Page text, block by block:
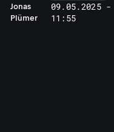
Jonas
Plümer
09.05.2025 -
11:55